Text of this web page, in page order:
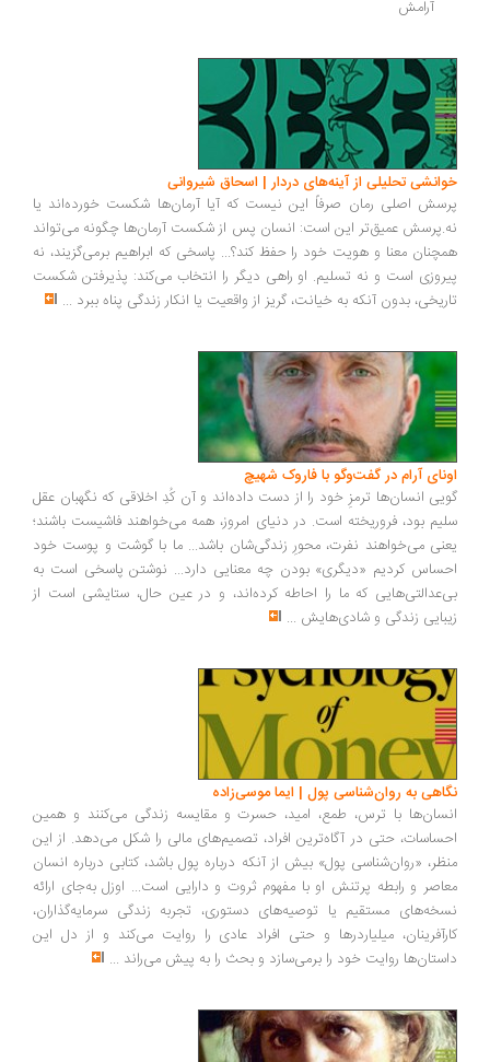
تحلیلی از آینه‌های دردار | اسحاق شیروانی
اصلی رمان صرفاً این نیست که آیا آرمان‌ها شکست خورده‌اند یا
عمیق‌تر این است: انسان پس از شکست آرمان‌ها چگونه می‌تواند
معنا و هویت خود را حفظ کند؟... پاسخی که ابراهیم برمی‌گزیند، نه
است و نه تسلیم. او راهی دیگر را انتخاب می‌کند: پذیرفتن شکست
بدون آنکه به خیانت، گریز از واقعیت یا انکار زندگی پناه ببرد...
آرام در گفت‌وگو با فاروک شهیچ‭
انسان‌ها ترمزِ خود را از دست داده‌اند و آن کُدِ اخلاقی که نگهبان عقل
بود، فروریخته است. در دنیای امروز، همه می‌خواهند فاشیست باشند؛
می‌خواهند نفرت، محورِ زندگی‌شان باشد... ما با گوشت و پوست خود
کردیم «دیگری» بودن چه معنایی دارد... نوشتن پاسخی است به
که ما را احاطه کرده‌اند، و در عین حال، ستایشی است از
زندگی و شادی‌هایش...
به روان‌شناسی پول | ایما موسی‌زاده
با ترس، طمع، امید، حسرت و مقایسه زندگی می‌کنند و همین
حتی در آگاه‌ترین افراد، تصمیم‌های مالی را شکل می‌دهد. از این
«روان‌شناسی پول» بیش از آنکه درباره پول باشد، کتابی درباره انسان
و رابطه پرتنش او با مفهوم ثروت و دارایی است... اوزل به‌جای ارائه
مستقیم یا توصیه‌های دستوری، تجربه زندگی سرمایه‌گذاران،
میلیاردرها و حتی افراد عادی را روایت می‌کند و از دل این
روایت خود را برمی‌سازد و بحث را به پیش می‌راند ...